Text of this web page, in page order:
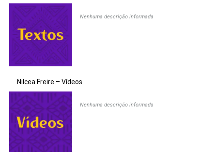
Nenhuma descrição informada
Nilcea Freire – Vídeos
Nenhuma descrição informada